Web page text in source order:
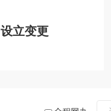
设立变更